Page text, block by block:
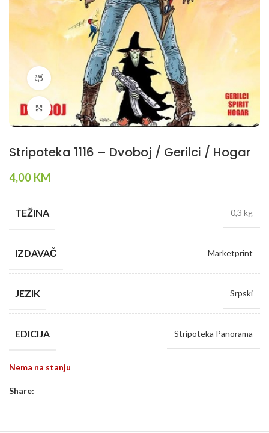
360 product view
Klikni da povečaš
Stripoteka 1116 – Dvoboj / Gerilci / Hogar
4,00 KM
TEŽINA 0,3 kg
IZDAVAČ Marketprint
JEZIK Srpski
EDICIJA Stripoteka Panorama
Nema na stanju
Share: